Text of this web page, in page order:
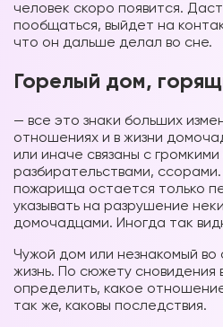
человек скоро появится.
пообщаться, выйдет на
что он дальше делал во сне.
Горелый дом,
— все это знаки больших
отношениях и в жизни
или иначе связаны с
разбирательствами,
пожарища остается только
указывать на разрушение
домочадцами. Иногда так
Чужой дом или незнакомый во
жизнь. По сюжету сновидения
определить, какое
так же, каковы последствия.